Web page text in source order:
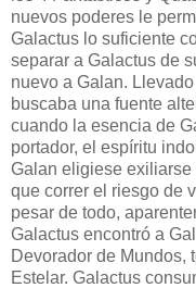
nuevos poderes le
Galactus lo suficiente
separar a Galactus de
nuevo a Galan.
buscaba una fuente
cuando la esencia de
portador, el espíritu
Galan eligiese
que correr el riesgo de
pesar de todo,
Galactus encontró a
Devorador de Mundos,
Estelar. Galactus